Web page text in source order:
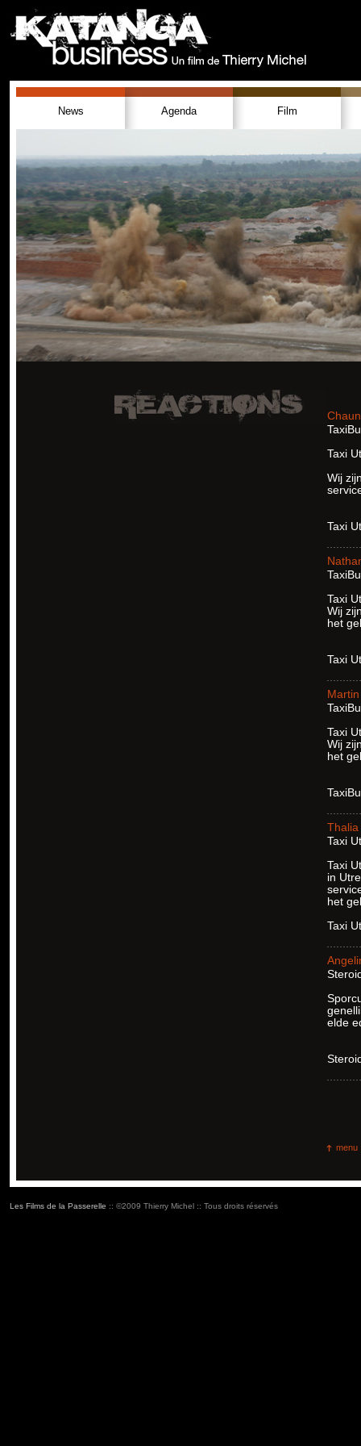
News Agenda Film
Taxi
Wij
Taxi
Taxi
Wij
het
Taxi
Martin
Taxi
Wij
het
Thalia
Taxi
Taxi
in
het
Taxi
elde
menu
Les Films de la Passerelle :: ©2009 Thierry Michel :: Tous droits réservés